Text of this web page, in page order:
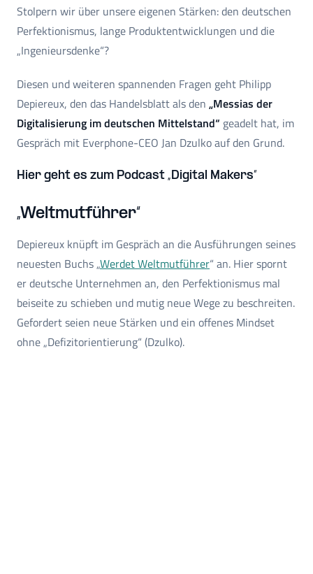
Stolpern wir über unsere eigenen Stärken: den deutschen
Perfektionismus, lange Produktentwicklungen und die
„Ingenieursdenke“?
Diesen und weiteren spannenden Fragen geht Philipp
Depiereux, den das Handelsblatt als den „Messias der
Digitalisierung im deutschen Mittelstand“ geadelt hat, im
Gespräch mit Everphone-CEO Jan Dzulko auf den Grund.
Hier geht es zum Podcast „Digital Makers“
„Weltmutführer“
Depiereux knüpft im Gespräch an die Ausführungen seines
neuesten Buchs „Werdet Weltmutführer“ an. Hier spornt
er deutsche Unternehmen an, den Perfektionismus mal
beiseite zu schieben und mutig neue Wege zu beschreiten.
Gefordert seien neue Stärken und ein offenes Mindset
ohne „Defizitorientierung“ (Dzulko).